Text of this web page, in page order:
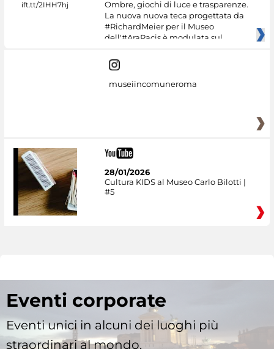
Ombre, giochi di luce e trasparenze.
La nuova nuova teca progettata da
#RichardMeier per il Museo
dell'#AraPacis è modulata sul
museiincomuneroma
28/01/2026
Cultura KIDS al Museo Carlo Bilotti |
#5
Eventi corporate
Eventi unici in alcuni dei luoghi più
straordinari al mondo.